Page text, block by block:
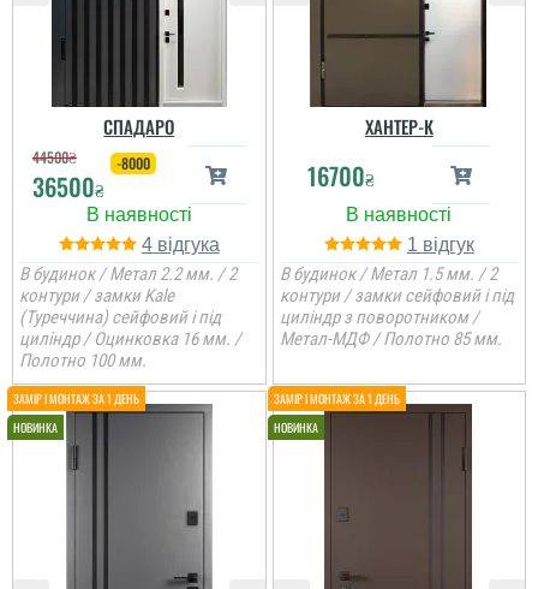
СПАДАРО
44500₴
36500₴
-8000
4
В будинок / Метал 2.2 мм. / 2
контури / замки Kale
(Туреччина) сейфовий і під
циліндр / Оцинковка 16 мм. /
Полотно 100 мм.
ХАНТЕР-К
16700₴
1
В будинок / Метал 1.5 мм. / 2
контури / замки сейфовий і під
циліндр з поворотником /
Метал-МДФ / Полотно 85 мм.